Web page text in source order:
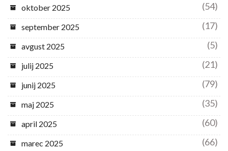
oktober 2025 (54)
september 2025 (17)
avgust 2025 (5)
julij 2025 (21)
junij 2025 (79)
maj 2025 (35)
april 2025 (60)
marec 2025 (66)